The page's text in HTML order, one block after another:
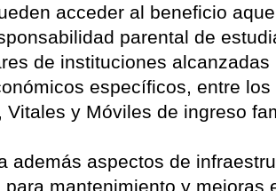
acceder al beneficio
parental de
de instituciones
específicos, entre
y Móviles de ingreso
además aspectos de
mantenimiento y mejoras